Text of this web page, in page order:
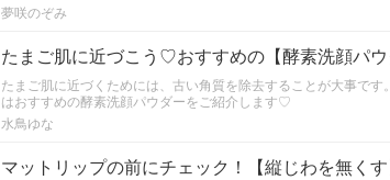
夢咲のぞみ
たまご肌に近づこう♡おすすめの【酵素洗顔パウ
たまご肌に近づくためには、古い角質を除去することが大事で
はおすすめの酵素洗顔パウダーをご紹介します♡
水鳥ゆな
マットリップの前にチェック！【縦じわを無く